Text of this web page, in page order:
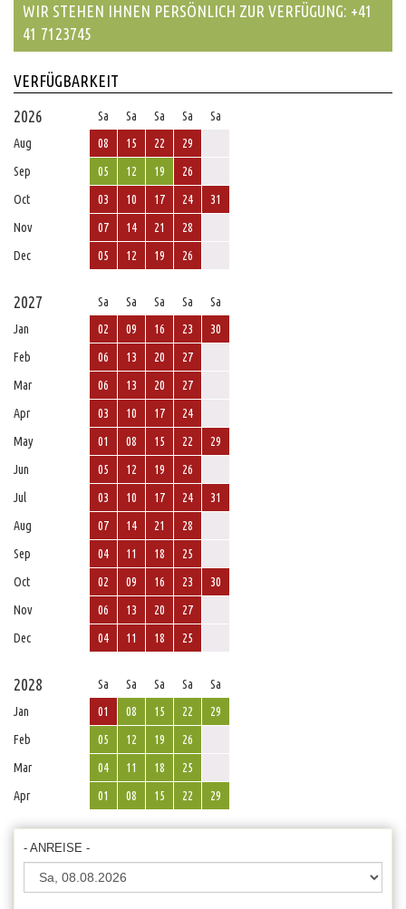
WIR STEHEN IHNEN PERSÖNLICH ZUR VERFÜGUNG: +41
41 7123745
VERFÜGBARKEIT
2026
Sa Sa Sa Sa
Sa
Aug
08 15 22
29
Sep
05 12 19
26
Oct
03 10 17 24
31
Nov
07 14 21
28
Dec
05 12 19 26
2027 Sa Sa Sa Sa
Sa
Jan
02 09 16 23
30
Feb
06 13 20
27
Mar
06 13 20
27
Apr
03 10 17
24
May
01 08 15 22
29
Jun
05 12 19
26
Jul
03 10 17 24
31
Aug
07 14 21
28
Sep
04 11 18
25
Oct
02 09 16 23
30
Nov
06 13 20
27
Dec
04 11 18 25
2028 Sa Sa Sa Sa
Sa
Jan
01 08 15 22
29
Feb
05 12 19
26
Mar
04 11 18
25
Apr
01 08 15 22 29
- ANREISE -